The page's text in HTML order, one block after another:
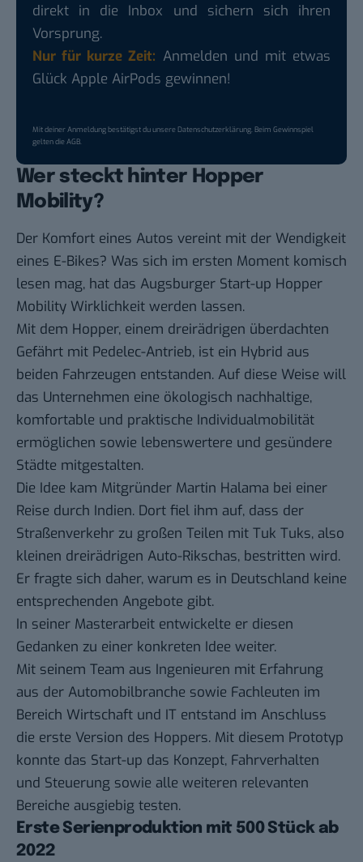
direkt in die Inbox und sichern sich ihren
Vorsprung.
Nur für kurze Zeit: Anmelden und mit etwas
Glück Apple AirPods gewinnen!
Mit deiner Anmeldung bestätigst du unsereDatenschutzerklärung. Beim Gewinnspiel
gelten dieAGB.
Wer steckt hinter Hopper
Mobility?
Der Komfort eines Autos vereint mit der Wendigkeit
eines E-Bikes? Was sich im ersten Moment komisch
lesen mag, hat das Augsburger Start-up Hopper
Mobility Wirklichkeit werden lassen.
Mit dem Hopper, einem dreirädrigen überdachten
Gefährt mit Pedelec-Antrieb, ist ein Hybrid aus
beiden Fahrzeugen entstanden. Auf diese Weise will
das Unternehmen eine ökologisch nachhaltige,
komfortable und praktische Individualmobilität
ermöglichen sowie lebenswertere und gesündere
Städte mitgestalten.
Die Idee kam Mitgründer Martin Halama bei einer
Reise durch Indien. Dort fiel ihm auf, dass der
Straßenverkehr zu großen Teilen mit Tuk Tuks, also
kleinen dreirädrigen Auto-Rikschas, bestritten wird.
Er fragte sich daher, warum es in Deutschland keine
entsprechenden Angebote gibt.
In seiner Masterarbeit entwickelte er diesen
Gedanken zu einer konkreten Idee weiter.
Mit seinem Team aus Ingenieuren mit Erfahrung
aus der Automobilbranche sowie Fachleuten im
Bereich Wirtschaft und IT entstand im Anschluss
die erste Version des Hoppers. Mit diesem Prototyp
konnte das Start-up das Konzept, Fahrverhalten
und Steuerung sowie alle weiteren relevanten
Bereiche ausgiebig testen.
Erste Serienproduktion mit 500 Stück ab
2022